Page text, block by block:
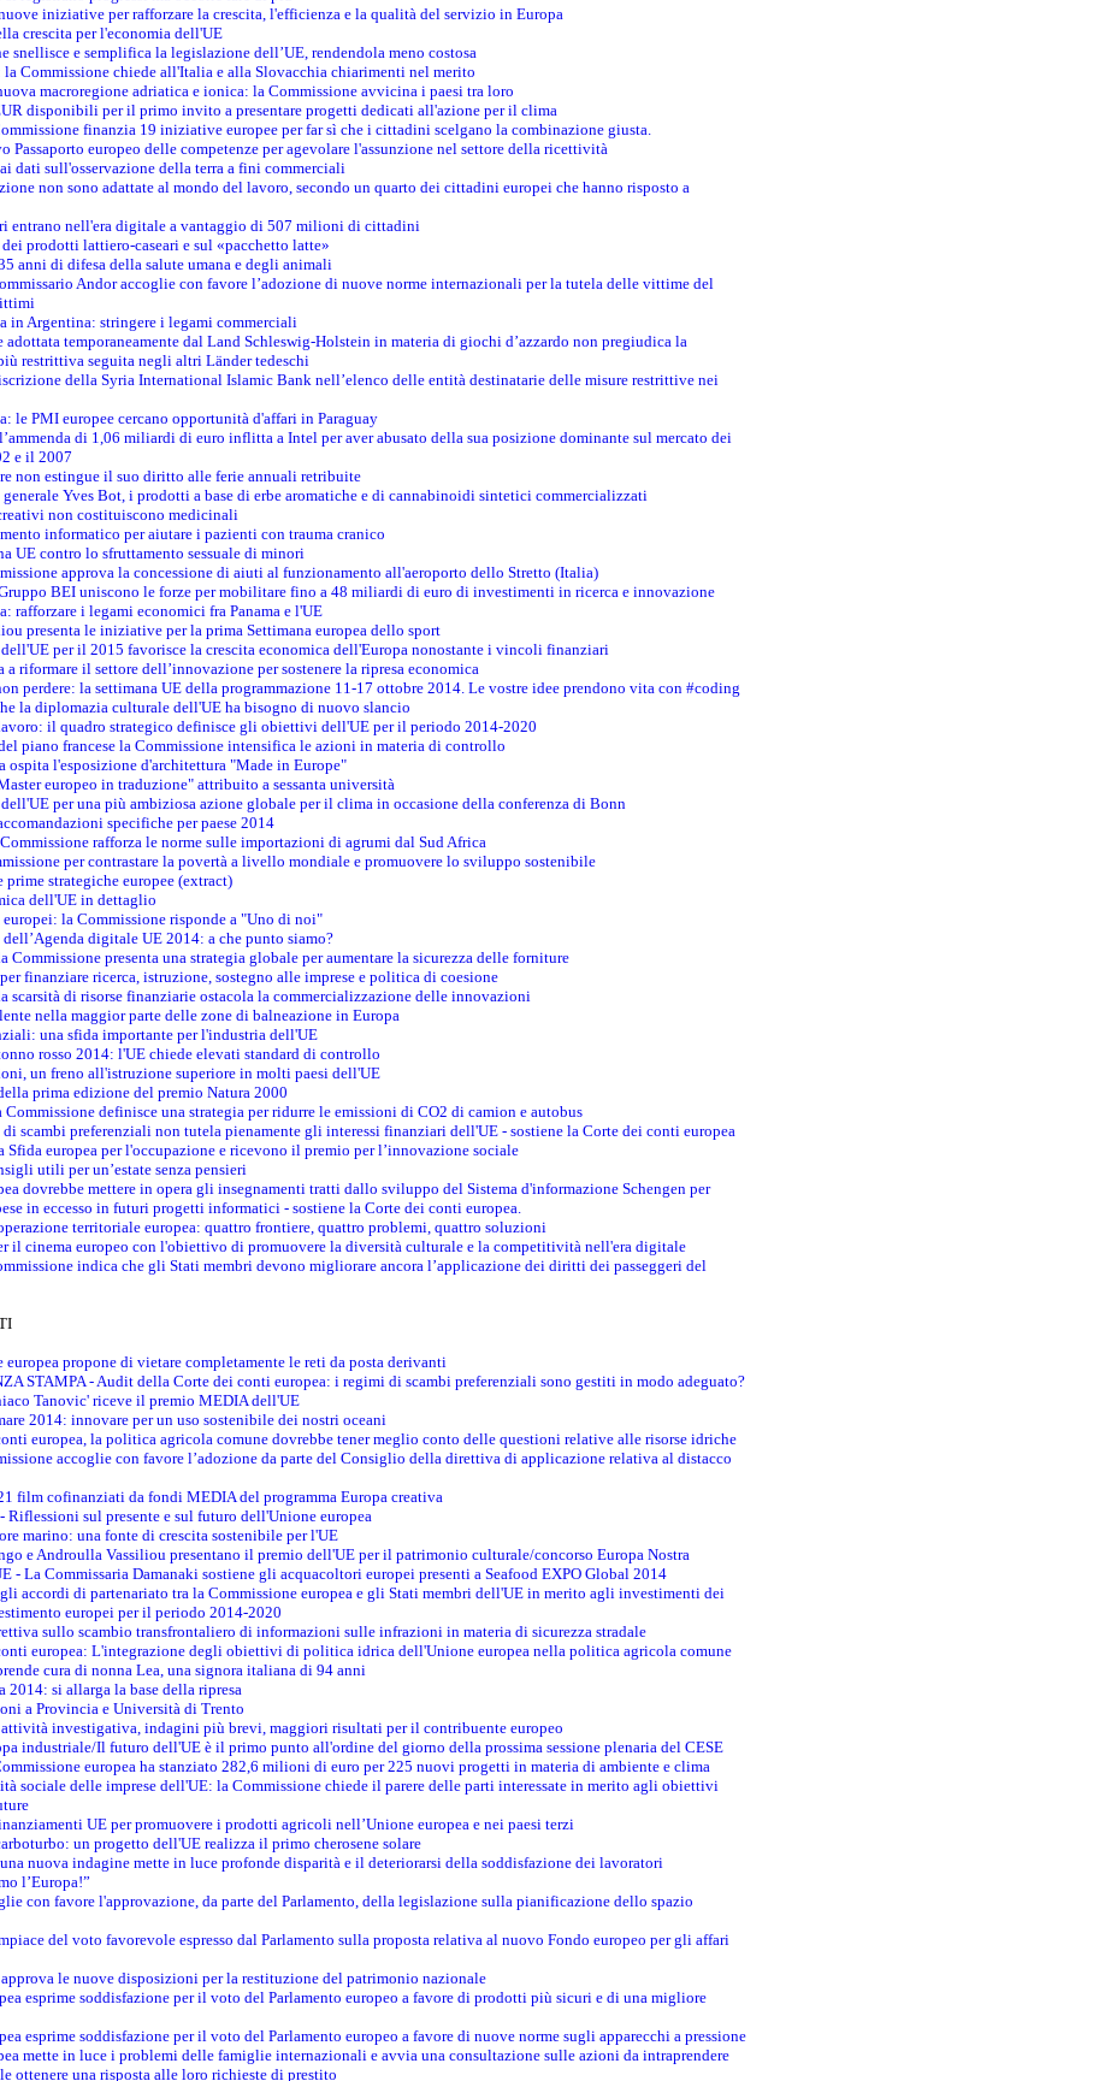
iniziative per rafforzare la crescita, l'efficienza e la qualità del servizio in Europa
crescita per l'economia dell'UE
snellisce e semplifica la legislazione dell’UE, rendendola meno costosa
Commissione chiede all'Italia e alla Slovacchia chiarimenti nel merito
macroregione adriatica e ionica: la Commissione avvicina i paesi tra loro
disponibili per il primo invito a presentare progetti dedicati all'azione per il clima
finanzia 19 iniziative europee per far sì che i cittadini scelgano la combinazione giusta.
Passaporto europeo delle competenze per agevolare l'assunzione nel settore della ricettività
dati sull'osservazione della terra a fini commerciali
non sono adattate al mondo del lavoro, secondo un quarto dei cittadini europei che hanno risposto a
entrano nell'era digitale a vantaggio di 507 milioni di cittadini
prodotti lattiero-caseari e sul «pacchetto latte»
anni di difesa della salute umana e degli animali
Andor accoglie con favore l’adozione di nuove norme internazionali per la tutela delle vittime del
in Argentina: stringere i legami commerciali
temporaneamente dal Land Schleswig-Holstein in materia di giochi d’azzardo non pregiudica la
restrittiva seguita negli altri Länder tedeschi
della Syria International Islamic Bank nell’elenco delle entità destinatarie delle misure restrittive nei
le PMI europee cercano opportunità d'affari in Paraguay
di 1,06 miliardi di euro inflitta a Intel per aver abusato della sua posizione dominante sul mercato dei
e il 2007
non estingue il suo diritto alle ferie annuali retribuite
generale Yves Bot, i prodotti a base di erbe aromatiche e di cannabinoidi sintetici commercializzati
non costituiscono medicinali
informatico per aiutare i pazienti con trauma cranico
UE contro lo sfruttamento sessuale di minori
approva la concessione di aiuti al funzionamento all'aeroporto dello Stretto (Italia)
BEI uniscono le forze per mobilitare fino a 48 miliardi di euro di investimenti in ricerca e innovazione
rafforzare i legami economici fra Panama e l'UE
presenta le iniziative per la prima Settimana europea dello sport
per il 2015 favorisce la crescita economica dell'Europa nonostante i vincoli finanziari
a riformare il settore dell’innovazione per sostenere la ripresa economica
perdere: la settimana UE della programmazione 11-17 ottobre 2014. Le vostre idee prendono vita con #coding
la diplomazia culturale dell'UE ha bisogno di nuovo slancio
lavoro: il quadro strategico definisce gli obiettivi dell'UE per il periodo 2014-2020
piano francese la Commissione intensifica le azioni in materia di controllo
ospita l'esposizione d'architettura "Made in Europe"
europeo in traduzione" attribuito a sessanta università
per una più ambiziosa azione globale per il clima in occasione della conferenza di Bonn
specifiche per paese 2014
rafforza le norme sulle importazioni di agrumi dal Sud Africa
per contrastare la povertà a livello mondiale e promuovere lo sviluppo sostenibile
prime strategiche europee (extract)
dell'UE in dettaglio
la Commissione risponde a "Uno di noi"
digitale UE 2014: a che punto siamo?
Commissione presenta una strategia globale per aumentare la sicurezza delle forniture
finanziare ricerca, istruzione, sostegno alle imprese e politica di coesione
scarsità di risorse finanziarie ostacola la commercializzazione delle innovazioni
nella maggior parte delle zone di balneazione in Europa
una sfida importante per l'industria dell'UE
rosso 2014: l'UE chiede elevati standard di controllo
un freno all'istruzione superiore in molti paesi dell'UE
prima edizione del premio Natura 2000
definisce una strategia per ridurre le emissioni di CO2 di camion e autobus
scambi preferenziali non tutela pienamente gli interessi finanziari dell'UE - sostiene la Corte dei conti europea
Sfida europea per l'occupazione e ricevono il premio per l’innovazione sociale
utili per un’estate senza pensieri
dovrebbe mettere in opera gli insegnamenti tratti dallo sviluppo del Sistema d'informazione Schengen per
in eccesso in futuri progetti informatici - sostiene la Corte dei conti europea.
territoriale europea: quattro frontiere, quattro problemi, quattro soluzioni
il cinema europeo con l'obiettivo di promuovere la diversità culturale e la competitività nell'era digitale
indica che gli Stati membri devono migliorare ancora l’applicazione dei diritti dei passeggeri del
europea propone di vietare completamente le reti da posta derivanti
STAMPA - Audit della Corte dei conti europea: i regimi di scambi preferenziali sono gestiti in modo adeguato?
Tanovic' riceve il premio MEDIA dell'UE
2014: innovare per un uso sostenibile dei nostri oceani
europea, la politica agricola comune dovrebbe tener meglio conto delle questioni relative alle risorse idriche
accoglie con favore l’adozione da parte del Consiglio della direttiva di applicazione relativa al distacco
film cofinanziati da fondi MEDIA del programma Europa creativa
Riflessioni sul presente e sul futuro dell'Unione europea
marino: una fonte di crescita sostenibile per l'UE
e Androulla Vassiliou presentano il premio dell'UE per il patrimonio culturale/concorso Europa Nostra
- La Commissaria Damanaki sostiene gli acquacoltori europei presenti a Seafood EXPO Global 2014
accordi di partenariato tra la Commissione europea e gli Stati membri dell'UE in merito agli investimenti dei
europei per il periodo 2014-2020
sullo scambio transfrontaliero di informazioni sulle infrazioni in materia di sicurezza stradale
europea: L'integrazione degli obiettivi di politica idrica dell'Unione europea nella politica agricola comune
cura di nonna Lea, una signora italiana di 94 anni
2014: si allarga la base della ripresa
a Provincia e Università di Trento
investigativa, indagini più brevi, maggiori risultati per il contribuente europeo
industriale/Il futuro dell'UE è il primo punto all'ordine del giorno della prossima sessione plenaria del CESE
europea ha stanziato 282,6 milioni di euro per 225 nuovi progetti in materia di ambiente e clima
sociale delle imprese dell'UE: la Commissione chiede il parere delle parti interessate in merito agli obiettivi
UE per promuovere i prodotti agricoli nell’Unione europea e nei paesi terzi
un progetto dell'UE realizza il primo cherosene solare
nuova indagine mette in luce profonde disparità e il deteriorarsi della soddisfazione dei lavoratori
l’Europa!”
con favore l'approvazione, da parte del Parlamento, della legislazione sulla pianificazione dello spazio
del voto favorevole espresso dal Parlamento sulla proposta relativa al nuovo Fondo europeo per gli affari
approva le nuove disposizioni per la restituzione del patrimonio nazionale
esprime soddisfazione per il voto del Parlamento europeo a favore di prodotti più sicuri e di una migliore
esprime soddisfazione per il voto del Parlamento europeo a favore di nuove norme sugli apparecchi a pressione
mette in luce i problemi delle famiglie internazionali e avvia una consultazione sulle azioni da intraprendere
ottenere una risposta alle loro richieste di prestito